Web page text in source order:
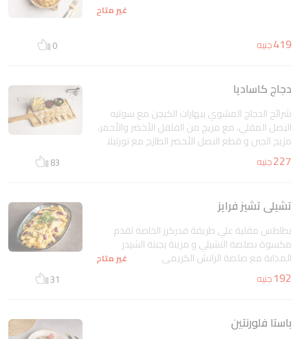
غير متاح
419جنيه 0
دجاج كاساديا
شرائح الدجاج المشوي ببهارات الكيجن مع سوتيه
البصل المقلي، مع مزيج من الفلفل الأخضر والأحمر،
مزيج الجبن و قطع البصل الأخضر الطازج مع تورتيلا
لذيذة، سلطة الجواكامولى بيكو دي جالو، ساور
كريم
227جنيه 83
تشيلى تشيز فرايز
بطاطس مقلية علي طريقة فدركرز الخاصة تقدم
مكسوة بصلصة التشيلي و مزينة بجبنة الشيدر
المذابة مع صلصة الرانش الكريمي غير متاح
192جنيه 31
باستا فلورنتين